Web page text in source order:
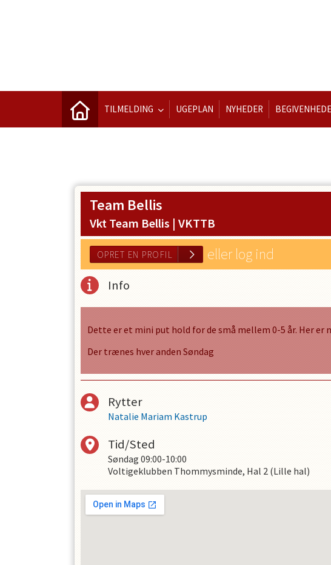
TILMELDING UGEPLAN NYHEDER
Team Bellis
Vkt Team Bellis | VKTTB
eller log ind
Info
Dette er et mini put hold for de små mellem 0-5 år. Her er
Der trænes hver anden Søndag
Rytter
Natalie Mariam Kastrup
Tid/Sted
Søndag 09:00-10:00
Voltigeklubben Thommysminde, Hal 2 (Lille hal)